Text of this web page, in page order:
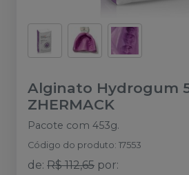
Alginato Hydrogum
ZHERMACK
Pacote com 453g.
Código do produto: 17553
de: R$ 112,65 por: